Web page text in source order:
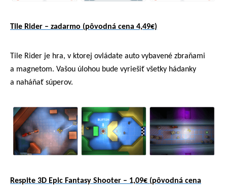
Tile Rider – zadarmo (pôvodná cena 4,49€)
Tile Rider je hra, v ktorej ovládate auto vybavené zbraňami
a magnetom. Vašou úlohou bude vyriešiť všetky hádanky
a naháňať súperov.
Respite 3D Epic Fantasy Shooter – 1,09€ (pôvodná cena